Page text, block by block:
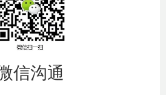
信沟通